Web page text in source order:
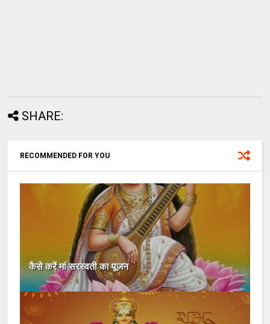
SHARE:
RECOMMENDED FOR YOU
कैसे करें मां सरस्वती का पूजन